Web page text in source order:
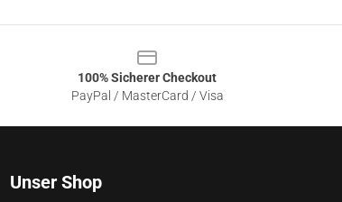
100% Sicherer Checkout
PayPal / MasterCard / Visa
Unser Shop